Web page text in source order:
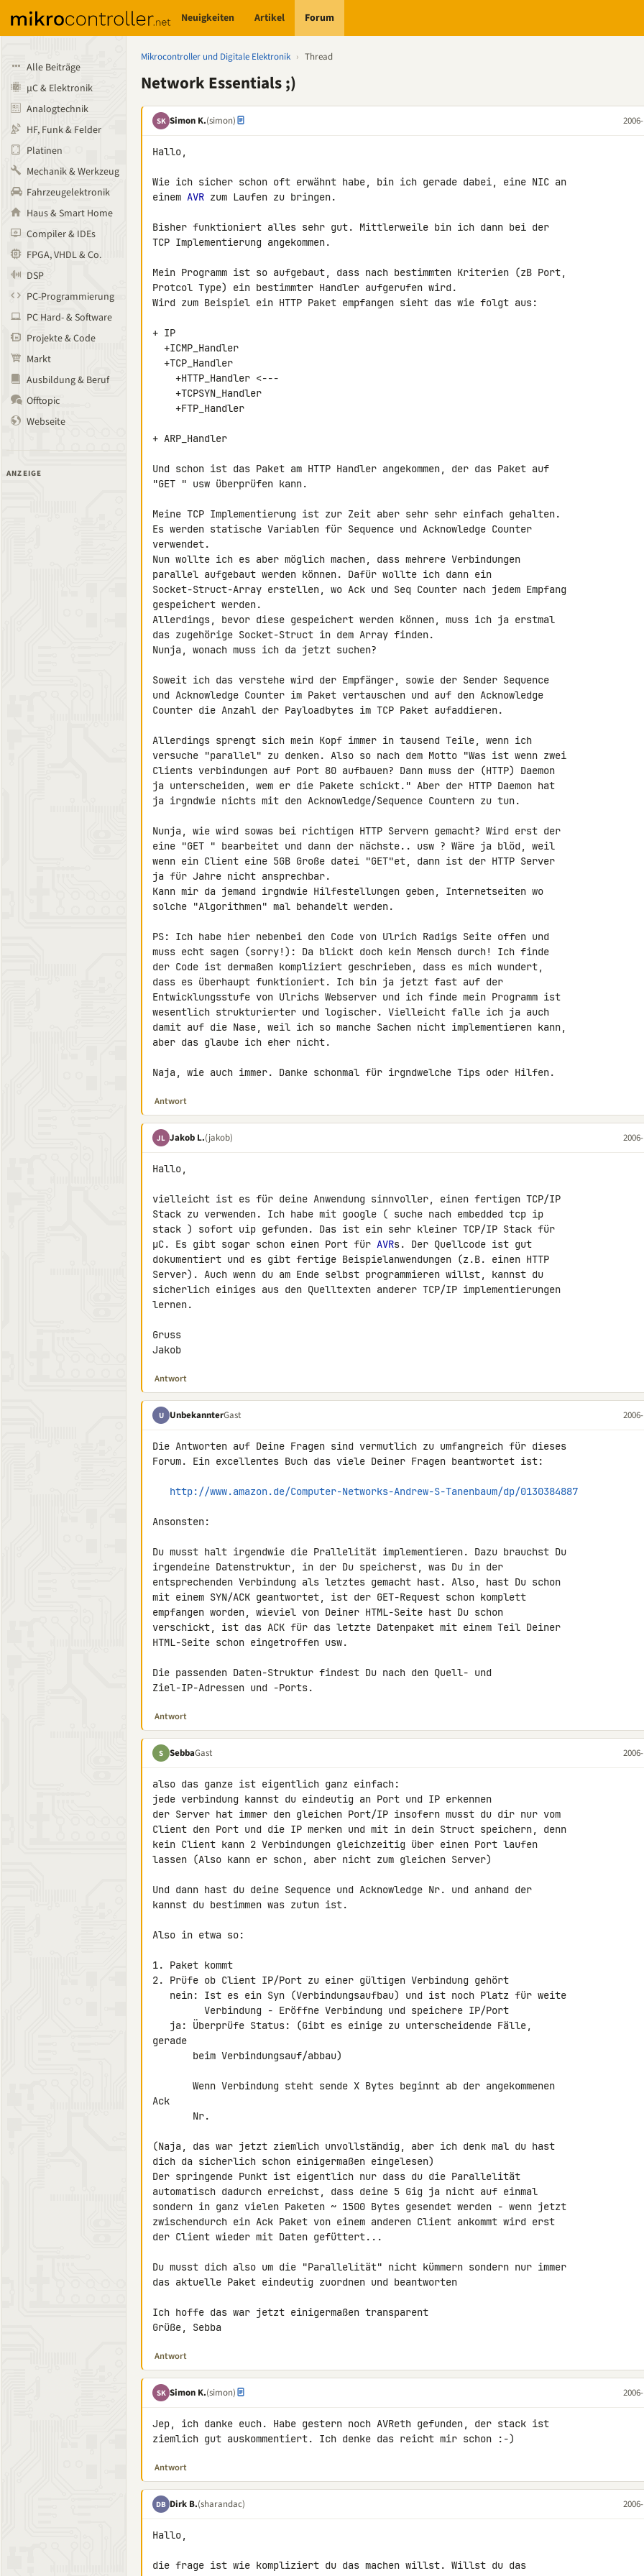
Neuigkeiten Artikel Forum
Alle Beiträge
µC & Elektronik
Analogtechnik
HF, Funk & Felder
Platinen
Mechanik & Werkzeug
Fahrzeugelektronik
Haus & Smart Home
Compiler & IDEs
FPGA, VHDL & Co.
DSP
PC-Programmierung
PC Hard- & Software
Projekte & Code
Markt
Ausbildung & Beruf
Offtopic
Webseite
ANZEIGE
Mikrocontroller und Digitale Elektronik › Thread
Network Essentials ;)
SK Simon K.(simon)
Hallo,
Wie ich sicher schon oft erwähnt habe, bin ich gerade dabei, eine NIC an
einem AVR zum Laufen zu bringen.
Bisher funktioniert alles sehr gut. Mittlerweile bin ich dann bei der
TCP Implementierung angekommen.
Mein Programm ist so aufgebaut, dass nach bestimmten Kriterien (zB Port,
Protcol Type) ein bestimmter Handler aufgerufen wird.
Wird zum Beispiel ein HTTP Paket empfangen sieht das wie folgt aus:
+ IP
+ ARP_Handler
Und schon ist das Paket am HTTP Handler angekommen, der das Paket auf
"GET " usw überprüfen kann.
Meine TCP Implementierung ist zur Zeit aber sehr sehr einfach gehalten.
Es werden statische Variablen für Sequence und Acknowledge Counter
verwendet.
Nun wollte ich es aber möglich machen, dass mehrere Verbindungen
parallel aufgebaut werden können. Dafür wollte ich dann ein
Socket-Struct-Array erstellen, wo Ack und Seq Counter nach jedem Empfang
gespeichert werden.
Allerdings, bevor diese gespeichert werden können, muss ich ja erstmal
das zugehörige Socket-Struct in dem Array finden.
Nunja, wonach muss ich da jetzt suchen?
Soweit ich das verstehe wird der Empfänger, sowie der Sender Sequence
und Acknowledge Counter im Paket vertauschen und auf den Acknowledge
Counter die Anzahl der Payloadbytes im TCP Paket aufaddieren.
Allerdings sprengt sich mein Kopf immer in tausend Teile, wenn ich
versuche "parallel" zu denken. Also so nach dem Motto "Was ist wenn zwei
Clients verbindungen auf Port 80 aufbauen? Dann muss der (HTTP) Daemon
ja unterscheiden, wem er die Pakete schickt." Aber der HTTP Daemon hat
ja irgndwie nichts mit den Acknowledge/Sequence Countern zu tun.
Nunja, wie wird sowas bei richtigen HTTP Servern gemacht? Wird erst der
eine "GET " bearbeitet und dann der nächste.. usw ? Wäre ja blöd, weil
wenn ein Client eine 5GB Große datei "GET"et, dann ist der HTTP Server
ja für Jahre nicht ansprechbar.
Kann mir da jemand irgndwie Hilfestellungen geben, Internetseiten wo
solche "Algorithmen" mal behandelt werden.
PS: Ich habe hier nebenbei den Code von Ulrich Radigs Seite offen und
muss echt sagen (sorry!): Da blickt doch kein Mensch durch! Ich finde
der Code ist dermaßen kompliziert geschrieben, dass es mich wundert,
dass es überhaupt funktioniert. Ich bin ja jetzt fast auf der
Entwicklungsstufe von Ulrichs Webserver und ich finde mein Programm ist
wesentlich strukturierter und logischer. Vielleicht falle ich ja auch
damit auf die Nase, weil ich so manche Sachen nicht implementieren kann,
aber das glaube ich eher nicht.
Naja, wie auch immer. Danke schonmal für irgndwelche Tips oder Hilfen.
Antwort
JL Jakob L.(jakob)
Hallo,
vielleicht ist es für deine Anwendung sinnvoller, einen fertigen TCP/IP
Stack zu verwenden. Ich habe mit google ( suche nach embedded tcp ip
stack ) sofort uip gefunden. Das ist ein sehr kleiner TCP/IP Stack für
µC. Es gibt sogar schon einen Port für AVRs. Der Quellcode ist gut
dokumentiert und es gibt fertige Beispielanwendungen (z.B. einen HTTP
Server). Auch wenn du am Ende selbst programmieren willst, kannst du
sicherlich einiges aus den Quelltexten anderer TCP/IP implementierungen
lernen.
Gruss
Jakob
Antwort
U UnbekannterGast
Die Antworten auf Deine Fragen sind vermutlich zu umfangreich für dieses
Forum. Ein excellentes Buch das viele Deiner Fragen beantwortet ist:
http://www.amazon.de/Computer-Networks-Andrew-S-Tanenbaum/dp/0130384887
Ansonsten:
Du musst halt irgendwie die Prallelität implementieren. Dazu brauchst Du
irgendeine Datenstruktur, in der Du speicherst, was Du in der
entsprechenden Verbindung als letztes gemacht hast. Also, hast Du schon
mit einem SYN/ACK geantwortet, ist der GET-Request schon komplett
empfangen worden, wieviel von Deiner HTML-Seite hast Du schon
verschickt, ist das ACK für das letzte Datenpaket mit einem Teil Deiner
HTML-Seite schon eingetroffen usw.
Die passenden Daten-Struktur findest Du nach den Quell- und
Antwort
S SebbaGast
also das ganze ist eigentlich ganz einfach:
jede verbindung kannst du eindeutig an Port und IP erkennen
der Server hat immer den gleichen Port/IP insofern musst du dir nur vom
Client den Port und die IP merken und mit in dein Struct speichern, denn
kein Client kann 2 Verbindungen gleichzeitig über einen Port laufen
lassen (Also kann er schon, aber nicht zum gleichen Server)
Und dann hast du deine Sequence und Acknowledge Nr. und anhand der
kannst du bestimmen was zutun ist.
Also in etwa so:
1. Paket kommt
2. Prüfe ob Client IP/Port zu einer gültigen Verbindung gehört
gerade
Ack
(Naja, das war jetzt ziemlich unvollständig, aber ich denk mal du hast
dich da sicherlich schon einigermaßen eingelesen)
Der springende Punkt ist eigentlich nur dass du die Parallelität
automatisch dadurch erreichst, dass deine 5 Gig ja nicht auf einmal
sondern in ganz vielen Paketen ~ 1500 Bytes gesendet werden - wenn jetzt
zwischendurch ein Ack Paket von einem anderen Client ankommt wird erst
der Client wieder mit Daten gefüttert...
Du musst dich also um die "Parallelität" nicht kümmern sondern nur immer
das aktuelle Paket eindeutig zuordnen und beantworten
Ich hoffe das war jetzt einigermaßen transparent
Grüße, Sebba
Antwort
SK Simon K.(simon)
Jep, ich danke euch. Habe gestern noch AVReth gefunden, der stack ist
Antwort
DB Dirk B.(sharandac)
Hallo,
die frage ist wie kompliziert du das machen willst. Willst du das